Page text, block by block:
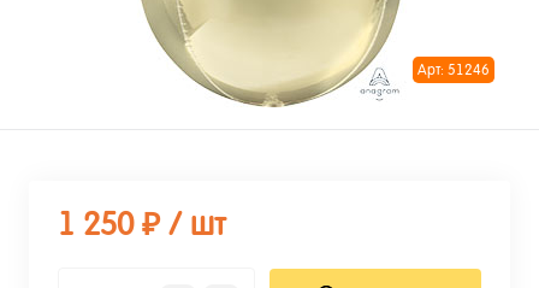
Арт: 51246
1 250 ₽ / шт